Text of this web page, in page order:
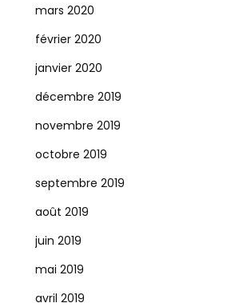
mars 2020
février 2020
janvier 2020
décembre 2019
novembre 2019
octobre 2019
septembre 2019
août 2019
juin 2019
mai 2019
avril 2019